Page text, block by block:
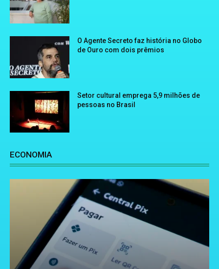
O Agente Secreto faz história no Globo
de Ouro com dois prêmios
Setor cultural emprega 5,9 milhões de
pessoas no Brasil
ECONOMIA